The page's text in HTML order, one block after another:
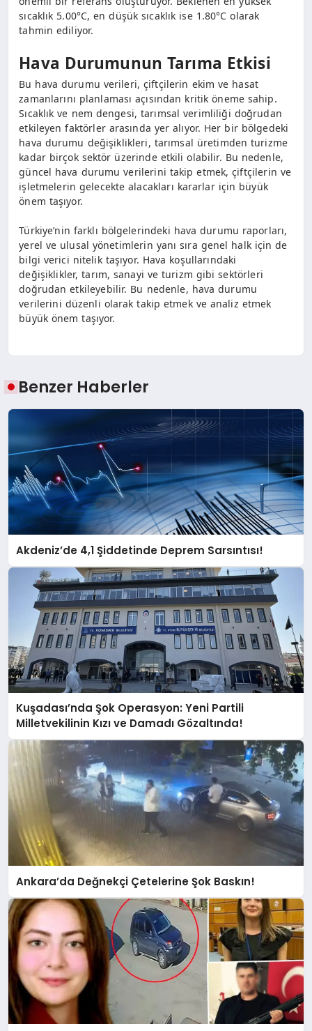
sıcaklık 5.00°C, en düşük sıcaklık ise 1.80°C olarak
tahmin ediliyor.
Hava Durumunun Tarıma Etkisi
Bu hava durumu verileri, çiftçilerin ekim ve hasat
zamanlarını planlaması açısından kritik öneme sahip.
Sıcaklık ve nem dengesi, tarımsal verimliliği doğrudan
etkileyen faktörler arasında yer alıyor. Her bir bölgedeki
hava durumu değişiklikleri, tarımsal üretimden turizme
kadar birçok sektör üzerinde etkili olabilir. Bu nedenle,
güncel hava durumu verilerini takip etmek, çiftçilerin ve
işletmelerin gelecekte alacakları kararlar için büyük
önem taşıyor.
Türkiye’nin farklı bölgelerindeki hava durumu raporları,
yerel ve ulusal yönetimlerin yanı sıra genel halk için de
bilgi verici nitelik taşıyor. Hava koşullarındaki
değişiklikler, tarım, sanayi ve turizm gibi sektörleri
doğrudan etkileyebilir. Bu nedenle, hava durumu
verilerini düzenli olarak takip etmek ve analiz etmek
büyük önem taşıyor.
Benzer Haberler
Akdeniz’de 4,1 Şiddetinde Deprem Sarsıntısı!
Kuşadası’nda Şok Operasyon: Yeni Partili
Milletvekilinin Kızı ve Damadı Gözaltında!
Ankara’da Değnekçi Çetelerine Şok Baskın!